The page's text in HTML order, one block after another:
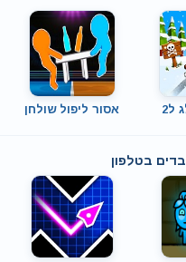
ל2 אסור ליפול שולחן
בטלפון